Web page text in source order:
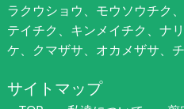
ラクウショウ、モウソウチク
テイチク、キンメイチク、ナ
ケ、クマザサ、オカメザサ、
サイトマップ